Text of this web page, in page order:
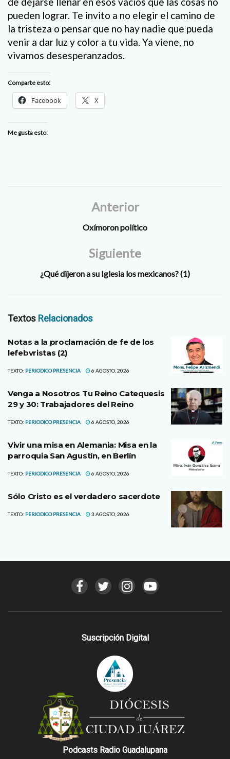
pueden lograr. Te invito a no elegir el camino de
la tristeza o pensar que no hay nadie que pueda
venir a dar luz y color a tu vida. Ya viene, no
vivamos desesperanzados.
Comparte esto:
Facebook X
Me gusta esto:
Anterior
Oxímoron político
Siguiente
¿Qué dijeron a su Iglesia los mexicanos? (1)
Textos Relacionados
Notas a la proclamación de fe de los
lefebvristas (2)
TEXTO: PERIODICO PRESENCIA 6 AGOSTO, 2026
Venga a Nosotros Tu Reino Catequesis
29 y 30: Trabajadores del Reino
TEXTO: PERIODICO PRESENCIA 6 AGOSTO, 2026
Vivir una misa en Alemania: Misa en la
parroquia San Agustín, en Berlín
TEXTO: PERIODICO PRESENCIA 6 AGOSTO, 2026
Sólo Cristo es el verdadero sacerdote
TEXTO: PERIODICO PRESENCIA 3 AGOSTO, 2026
Suscripción Digital
Podcasts Radio Guadalupana